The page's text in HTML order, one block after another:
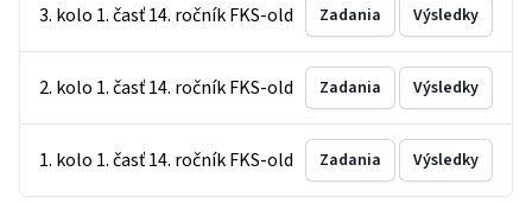
3. kolo 1. časť 14. ročník FKS-old Zadania Výsledky
2. kolo 1. časť 14. ročník FKS-old Zadania Výsledky
1. kolo 1. časť 14. ročník FKS-old Zadania Výsledky